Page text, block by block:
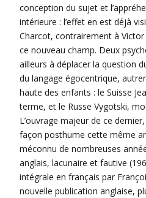
conception du sujet et
intérieure : l’effet en est déjà
Charcot, contrairement à
ce nouveau champ. Deux
ailleurs à déplacer la question
du langage égocentrique,
haute des enfants : le Suisse
terme, et le Russe Vygotski,
L’ouvrage majeur de ce dernier,
façon posthume cette même
méconnu de nombreuses
anglais, lacunaire et fautive
intégrale en français par
nouvelle publication anglaise,